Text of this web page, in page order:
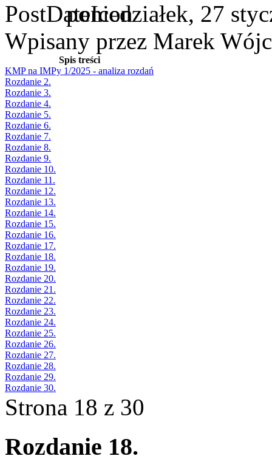
poniedziałek, 27
Wpisany przez Marek
Spis treści
KMP na IMPy 1/2025 - analiza rozdań
Rozdanie 2.
Rozdanie 3.
Rozdanie 4.
Rozdanie 5.
Rozdanie 6.
Rozdanie 7.
Rozdanie 8.
Rozdanie 9.
Rozdanie 10.
Rozdanie 11.
Rozdanie 12.
Rozdanie 13.
Rozdanie 14.
Rozdanie 15.
Rozdanie 16.
Rozdanie 17.
Rozdanie 18.
Rozdanie 19.
Rozdanie 20.
Rozdanie 21.
Rozdanie 22.
Rozdanie 23.
Rozdanie 24.
Rozdanie 25.
Rozdanie 26.
Rozdanie 27.
Rozdanie 28.
Rozdanie 29.
Rozdanie 30.
Strona 18 z 30
Rozdanie 18.